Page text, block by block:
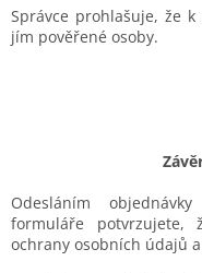
Správce prohlašuje, že
jím pověřené osoby.
Odesláním
formuláře potvrzujete,
ochrany osobních údajů